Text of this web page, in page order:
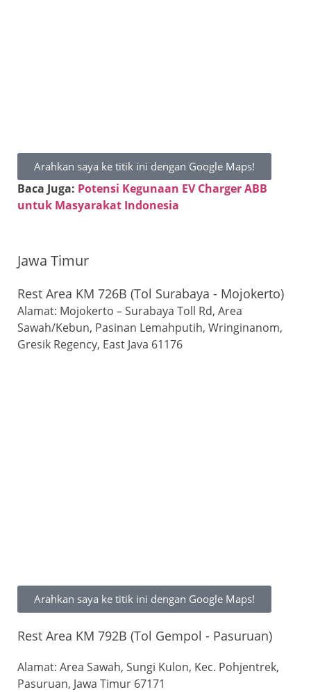
Arahkan saya ke titik ini dengan Google Maps!
Baca Juga: Potensi Kegunaan EV Charger ABB
untuk Masyarakat Indonesia
Jawa Timur
Rest Area KM 726B (Tol Surabaya - Mojokerto)
Alamat: Mojokerto – Surabaya Toll Rd, Area
Sawah/Kebun, Pasinan Lemahputih, Wringinanom,
Gresik Regency, East Java 61176
Arahkan saya ke titik ini dengan Google Maps!
Rest Area KM 792B (Tol Gempol - Pasuruan)
Alamat: Area Sawah, Sungi Kulon, Kec. Pohjentrek,
Pasuruan, Jawa Timur 67171